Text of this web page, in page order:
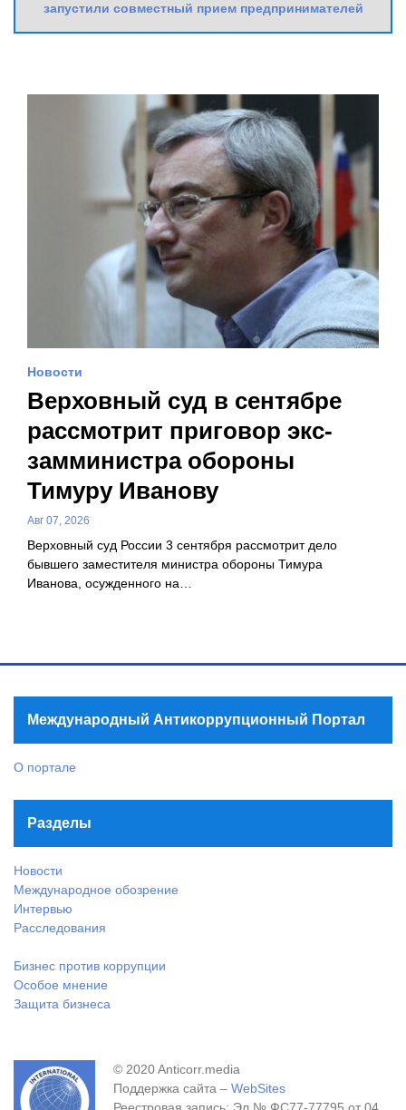
запустили совместный прием предпринимателей
Новости
Верховный суд в сентябре
рассмотрит приговор экс-
замминистра обороны
Тимуру Иванову
Авг 07, 2026
Верховный суд России 3 сентября рассмотрит дело
бывшего заместителя министра обороны Тимура
Иванова, осужденного на…
Международный Антикоррупционный Портал
О портале
Разделы
Новости
Международное обозрение
Интервью
Расследования
Бизнес против коррупции
Особое мнение
Защита бизнеса
© 2020 Anticorr.media
Поддержка сайта – WebSites